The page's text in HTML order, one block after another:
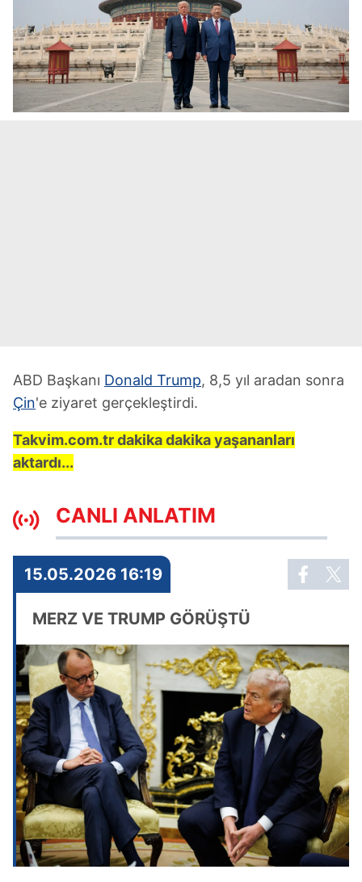
ABD Başkanı Donald Trump, 8,5 yıl aradan sonra
Çin'e ziyaret gerçekleştirdi.
Takvim.com.tr dakika dakika yaşananları
aktardı...
CANLI ANLATIM
15.05.2026 16:19
MERZ VE TRUMP GÖRÜŞTÜ